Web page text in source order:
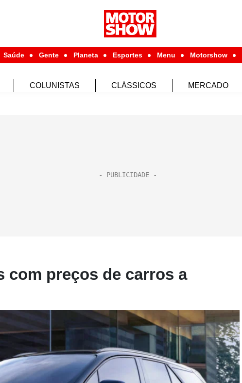
Saúde Gente Planeta Esportes Menu Motorshow
COLUNISTAS CLÁSSICOS MERCADO
com preços de carros a